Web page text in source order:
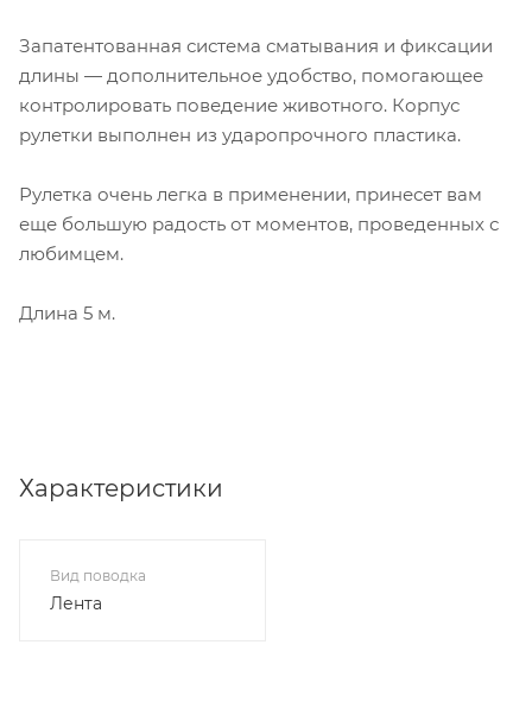
Запатентованная система сматывания и фиксации
длины — дополнительное удобство, помогающее
контролировать поведение животного. Корпус
рулетки выполнен из ударопрочного пластика.
Рулетка очень легка в применении, принесет вам
еще большую радость от моментов, проведенных с
любимцем.
Длина 5 м.
Характеристики
Вид поводка
Лента